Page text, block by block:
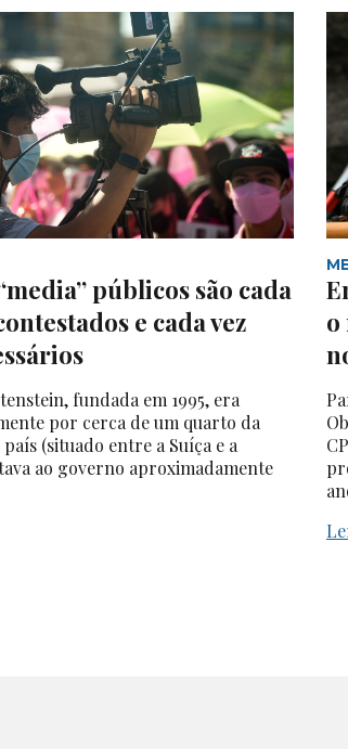
públicos são cada
e cada vez
fundada em 1995, era
por cerca de um quarto da
(situado entre a Suíça e a
ao governo aproximadamente
o